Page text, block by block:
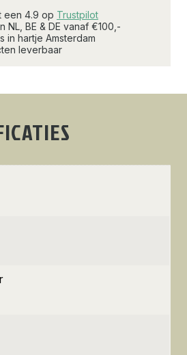
een 4.9 op Trustpilot
NL, BE & DE vanaf €100,-
in hartje Amsterdam
leverbaar